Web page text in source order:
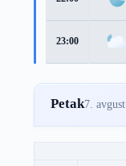
23:00
Petak7. avgust